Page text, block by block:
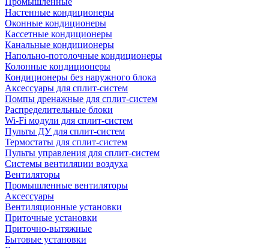
Настенные кондиционеры
Оконные кондиционеры
Кассетные кондиционеры
Канальные кондиционеры
Напольно-потолочные кондиционеры
Колонные кондиционеры
Кондиционеры без наружного блока
Аксессуары для сплит-систем
Помпы дренажные для сплит-систем
Распределительные блоки
Wi-Fi модули для сплит-систем
Пульты ДУ для сплит-систем
Термостаты для сплит-систем
Пульты управления для сплит-систем
Системы вентиляции воздуха
Вентиляторы
Промышленные вентиляторы
Аксессуары
Вентиляционные установки
Приточные установки
Приточно-вытяжные
Бытовые установки